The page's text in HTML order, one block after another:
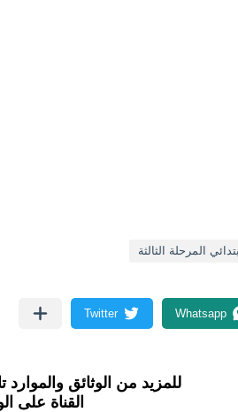
المرحلة الثالثة
للمزيد من الوثائق
القناة على